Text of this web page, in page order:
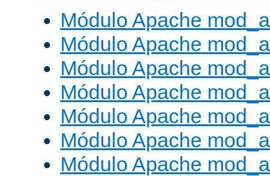
Módulo Apache
Módulo Apache
Módulo Apache
Módulo Apache
Módulo Apache
Módulo Apache
Módulo Apache